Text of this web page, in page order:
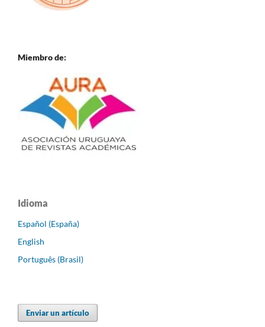
Miembro de:
Idioma
Español (España)
English
Português (Brasil)
Enviar un artículo